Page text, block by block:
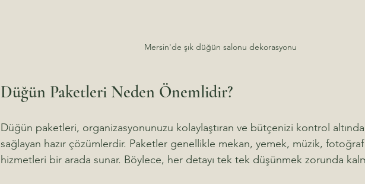
Mersin'de şık düğün salonu dekorasyonu
Düğün Paketleri Neden Önemlidir?
Düğün paketleri, organizasyonunuzu kolaylaştıran ve bütçenizi kontrol altında
sağlayan hazır çözümlerdir. Paketler genellikle mekan, yemek, müzik,
hizmetleri bir arada sunar. Böylece, her detayı tek tek düşünmek zorunda